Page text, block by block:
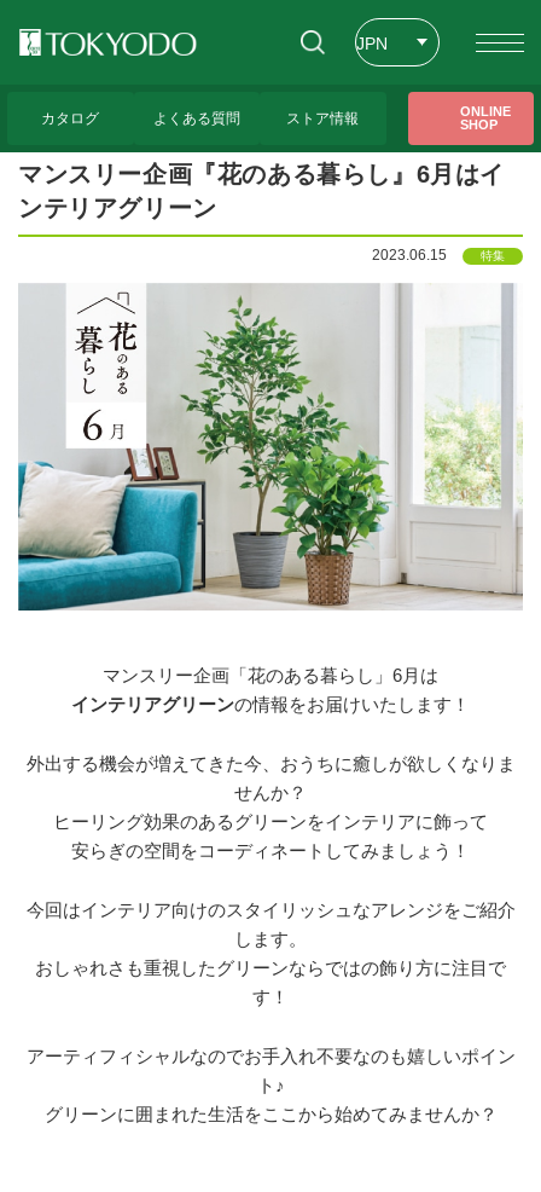
JPN
カタログ よくある質問 ストア情報
ONLINE
SHOP
マンスリー企画『花のある暮らし』6月はイ
ンテリアグリーン
マンスリー企画『花のある暮らし』6月はイ
ンテリアグリーン
2023.06.15 特集
マンスリー企画「花のある暮らし」6月は
インテリアグリーンの情報をお届けいたします！
外出する機会が増えてきた今、おうちに癒しが欲しくなりま
せんか？
ヒーリング効果のあるグリーンをインテリアに飾って
安らぎの空間をコーディネートしてみましょう！
今回はインテリア向けのスタイリッシュなアレンジをご紹介
します。
おしゃれさも重視したグリーンならではの飾り方に注目で
す！
アーティフィシャルなのでお手入れ不要なのも嬉しいポイン
ト♪
グリーンに囲まれた生活をここから始めてみませんか？